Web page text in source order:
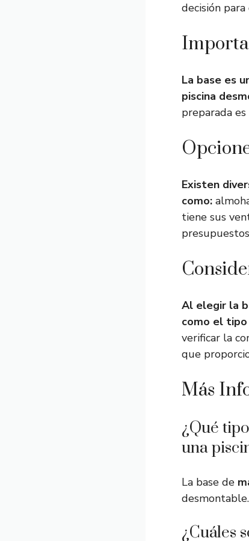
decisión
La base es
piscina
preparada
Existen
como:
tiene sus
Al elegir la
como el
verificar la
que
Más
¿Qué
una
La base de
desmontable.
¿Cuáles